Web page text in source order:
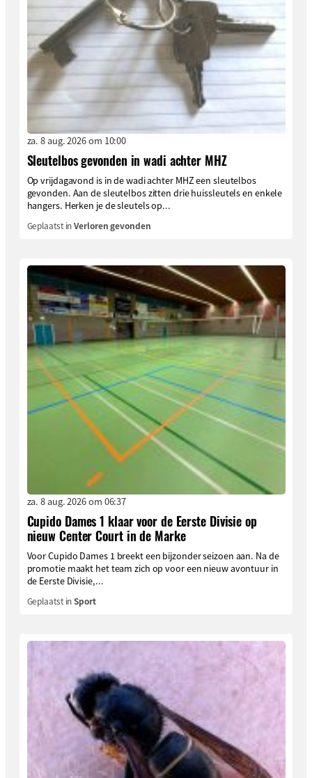
za. 8 aug. 2026 om 10:00
Sleutelbos gevonden in wadi achter MHZ
Op vrijdagavond is in de wadi achter MHZ een sleutelbos
gevonden. Aan de sleutelbos zitten drie huissleutels en enkele
hangers. Herken je de sleutels op...
Geplaatst inVerloren gevonden
za. 8 aug. 2026 om 06:37
Cupido Dames 1 klaar voor de Eerste Divisie op
nieuw Center Court in de Marke
Voor Cupido Dames 1 breekt een bijzonder seizoen aan. Na de
promotie maakt het team zich op voor een nieuw avontuur in
de Eerste Divisie,...
Geplaatst inSport